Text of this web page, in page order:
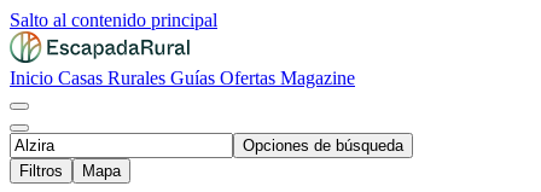
Salto al contenido principal
Inicio Casas Rurales Guías Ofertas Magazine
Opciones de búsqueda
Filtros
Mapa